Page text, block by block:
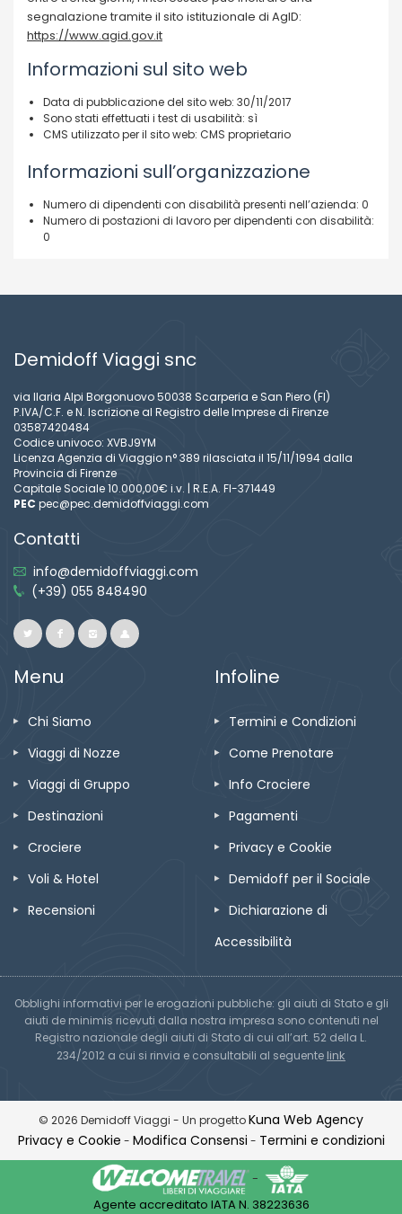
segnalazione tramite il sito istituzionale di AgID:
https://www.agid.gov.it
Informazioni sul sito web
Data di pubblicazione del sito web: 30/11/2017
Sono stati effettuati i test di usabilità: sì
CMS utilizzato per il sito web: CMS proprietario
Informazioni sull’organizzazione
Numero di dipendenti con disabilità presenti nell’azienda: 0
Numero di postazioni di lavoro per dipendenti con disabilità:
0
Demidoff Viaggi snc
via Ilaria Alpi Borgonuovo 50038 Scarperia e San Piero (FI)
P.IVA/C.F. e N. Iscrizione al Registro delle Imprese di Firenze
03587420484
Codice univoco: XVBJ9YM
Licenza Agenzia di Viaggio n° 389 rilasciata il 15/11/1994 dalla
Provincia di Firenze
Capitale Sociale 10.000,00€ i.v. | R.E.A. FI-371449
PEC pec@pec.demidoffviaggi.com
Contatti
info@demidoffviaggi.com
(+39) 055 848490
Menu
Chi Siamo
Viaggi di Nozze
Viaggi di Gruppo
Destinazioni
Crociere
Voli & Hotel
Recensioni
Infoline
Termini e Condizioni
Come Prenotare
Info Crociere
Pagamenti
Privacy e Cookie
Demidoff per il Sociale
Dichiarazione di
Accessibilità
Obblighi informativi per le erogazioni pubbliche: gli aiuti di Stato e gli
aiuti de minimis ricevuti dalla nostra impresa sono contenuti nel
Registro nazionale degli aiuti di Stato di cui all’art. 52 della L.
234/2012 a cui si rinvia e consultabili al seguente link
© 2026 Demidoff Viaggi - Un progettoKuna Web Agency
Privacy e Cookie - Modifica Consensi - Termini e condizioni
-
Agente accreditato IATA N. 38223636